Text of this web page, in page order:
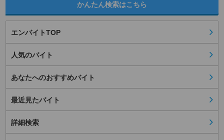
かんたん検索はこちら
エンバイトTOP
人気のバイト
あなたへのおすすめバイト
最近見たバイト
詳細検索